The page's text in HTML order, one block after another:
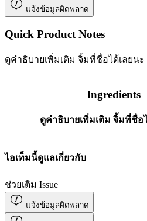
แจ้งข้อมูลผิดพลาด
Quick Product Notes
ดูคำธิบายเพิ่มเติม จิ้มที่ชื่อได้เลยนะ
Ingredients
ดูคำธิบายเพิ่มเติม จิ้มที่ชื่อ
ไอเท็มนี้ดูแลเกี่ยวกับ
ช่วยเติม Issue
แจ้งข้อมูลผิดพลาด